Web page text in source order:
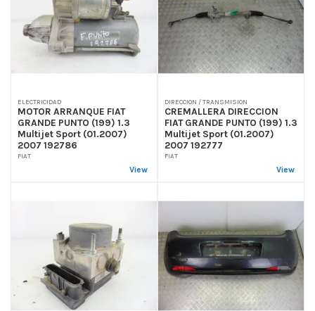
ELECTRICIDAD
MOTOR ARRANQUE FIAT
GRANDE PUNTO (199) 1.3
Multijet Sport (01.2007)
2007 192786
FIAT
View
DIRECCION / TRANSMISION
CREMALLERA DIRECCION
FIAT GRANDE PUNTO (199) 1.3
Multijet Sport (01.2007)
2007 192777
FIAT
View